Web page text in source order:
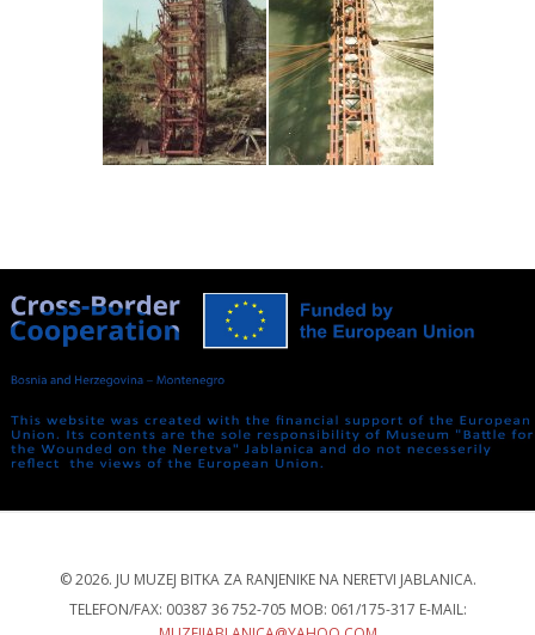
© 2026. JU MUZEJ BITKA ZA RANJENIKE NA NERETVI JABLANICA.
TELEFON/FAX: 00387 36 752-705 MOB: 061/175-317 E-MAIL: